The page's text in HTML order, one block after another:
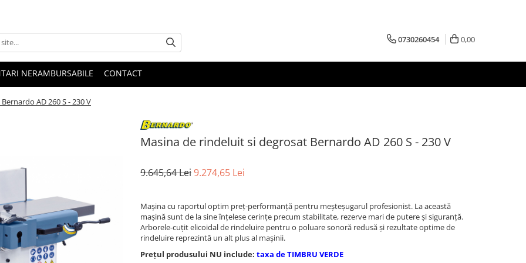
0730260454 0,00
NERAMBURSABILE CONTACT
AD 260 S - 230 V
Masina de rindeluit si degrosat Bernardo AD 260 S - 230 V
9.645,64 Lei9.274,65 Lei
Maşina cu raportul optim preţ-performanţă pentru meşteşugarul profesionist. La această
maşină sunt de la sine înţelese cerinţe precum stabilitate, rezerve mari de putere şi siguranţă.
Arborele-cuţit elicoidal de rindeluire pentru o poluare sonoră redusă şi rezultate optime de
rindeluire reprezintă un alt plus al maşinii.
Prețul produsului NU include: taxa de TIMBRU VERDE